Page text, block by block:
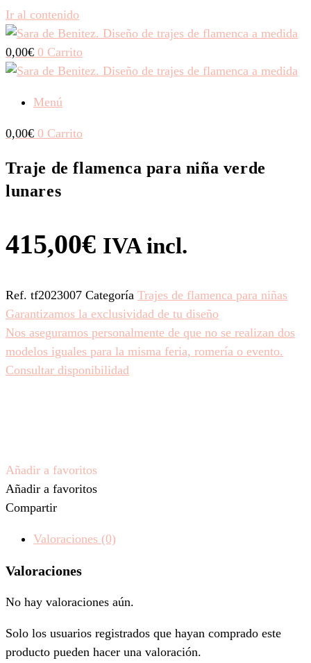
Ir al contenido
0,00€ 0 Carrito
Menú
0,00€ 0 Carrito
Traje de flamenca para niña verde
lunares
415,00€ IVA incl.
Ref. tf2023007 Categoría Trajes de flamenca para niñas
Garantizamos la exclusividad de tu diseño
Nos aseguramos personalmente de que no se realizan dos
modelos iguales para la misma feria, romería o evento.
Consultar disponibilidad
Añadir a favoritos
Añadir a favoritos
Compartir
Valoraciones (0)
Valoraciones
No hay valoraciones aún.
Solo los usuarios registrados que hayan comprado este
producto pueden hacer una valoración.